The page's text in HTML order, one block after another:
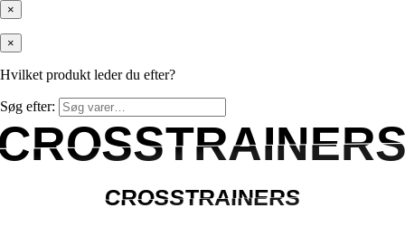
×
×
Hvilket produkt leder du efter?
Søg efter:
CROSSTRAINERS
CROSSTRAINERS